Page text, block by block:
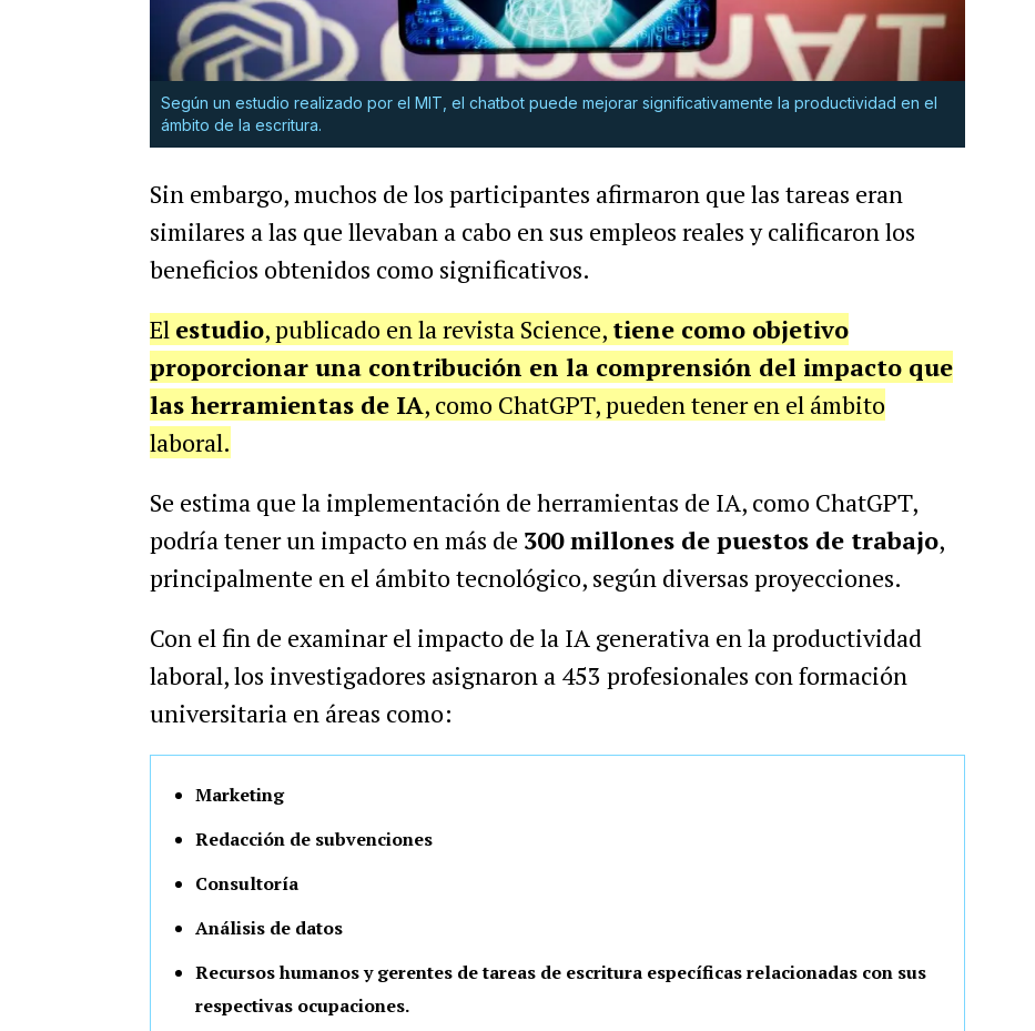
Según un estudio realizado por el MIT, el chatbot puede mejorar significativamente la productividad en el
ámbito de la escritura.
Sin embargo, muchos de los participantes afirmaron que las tareas eran
similares a las que llevaban a cabo en sus empleos reales y calificaron los
beneficios obtenidos como significativos.
El estudio, publicado en la revista Science, tiene como objetivo
proporcionar una contribución en la comprensión del impacto que
las herramientas de IA, como ChatGPT, pueden tener en el ámbito
laboral.
Se estima que la implementación de herramientas de IA, como ChatGPT,
podría tener un impacto en más de 300 millones de puestos de trabajo,
principalmente en el ámbito tecnológico, según diversas proyecciones.
Con el fin de examinar el impacto de la IA generativa en la productividad
laboral, los investigadores asignaron a 453 profesionales con formación
universitaria en áreas como:
Marketing
Redacción de subvenciones
Consultoría
Análisis de datos
Recursos humanos y gerentes de tareas de escritura específicas relacionadas con sus
respectivas ocupaciones.